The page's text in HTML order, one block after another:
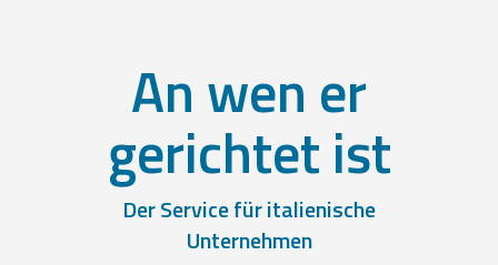
An wen er
gerichtet ist
Der Service für italienische
Unternehmen